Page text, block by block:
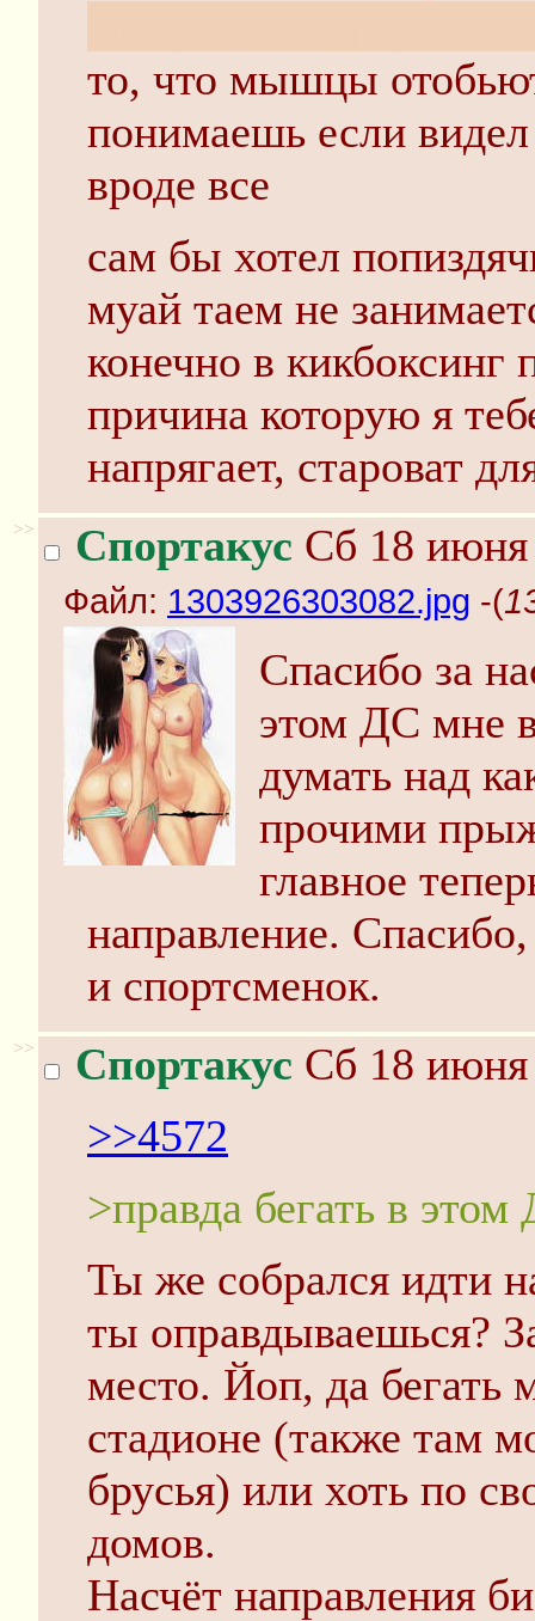
то, что мышцы
понимаешь если
вроде все
сам бы хотел
муай таем не
конечно в кикбоксинг
причина которую я
напрягает, староват
>> Спортакус Сб 18 июня
Файл: 1303926303082.jpg -(
Спасибо за
этом ДС мне
думать над
прочими
главное
направление.
и спортсменок.
>> Спортакус Сб 18 июня
>>4572
>правда бегать в
Ты же собрался идти
ты оправдываешься?
место. Йоп, да
стадионе (также там
брусья) или хоть по
домов.
Насчёт направления